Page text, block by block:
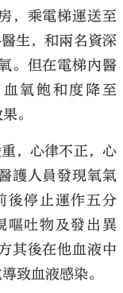
，乘電梯運送至
生，和兩名資深
。但在電梯內醫
氧飽和度降至
。
，心律不正，心
護人員發現氧氣
後停止運作五分
嘔吐物及發出異
其後在他血液中
致血液感染。